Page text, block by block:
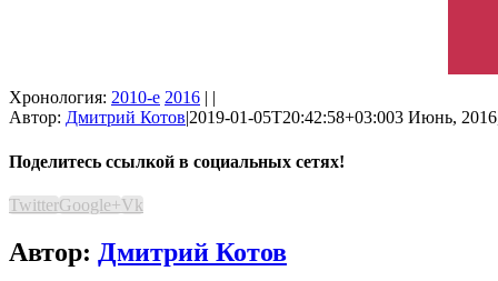
Хронология: 2010-е 2016 | |
Автор: Дмитрий Котов|2019-01-05T20:42:58+03:003 Июнь,
Поделитесь ссылкой в социальных сетях!
TwitterGoogle+Vk
Автор: Дмитрий Котов